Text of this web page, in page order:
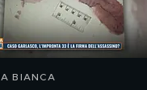
BIANCA